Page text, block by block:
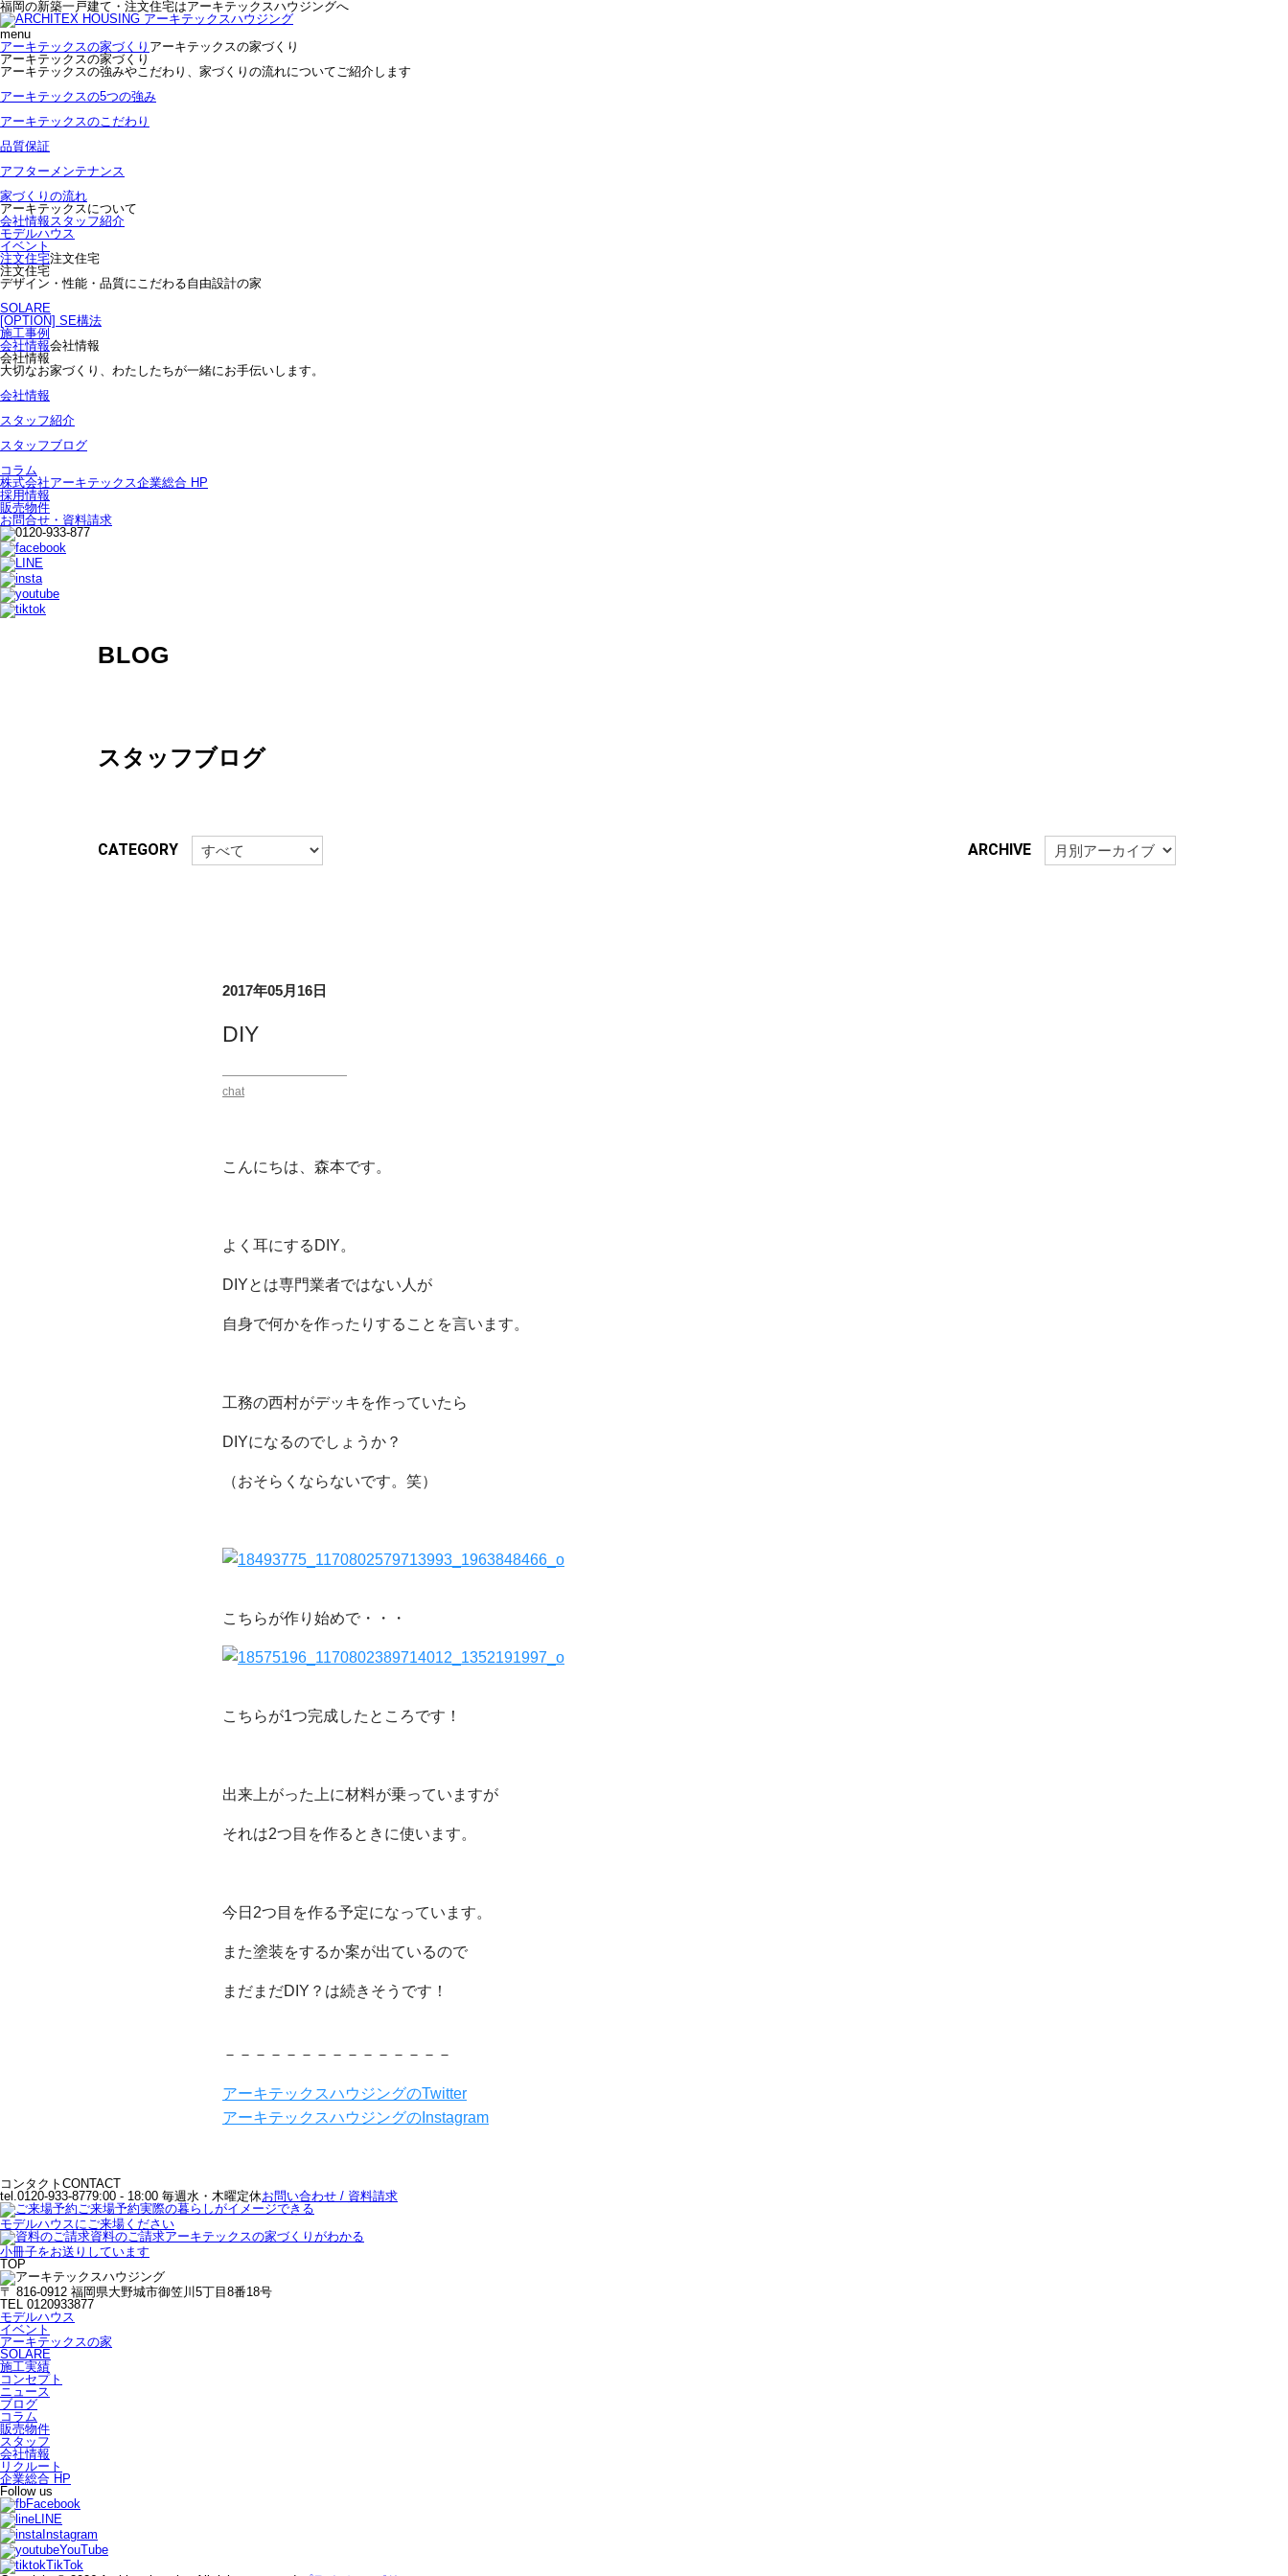
福岡の新築一戸建て・注文住宅はアーキテックスハウジングへ
menu
アーキテックスの家づくり アーキテックスの家づくり
アーキテックスの家づくり
アーキテックスの強みやこだわり、家づくりの流れについてご紹介します
アーキテックスの5つの強み
アーキテックスのこだわり
品質保証
アフターメンテナンス
家づくりの流れ
アーキテックスについて
会社情報スタッフ紹介
モデルハウス
イベント
注文住宅注文住宅
注文住宅
デザイン・性能・品質にこだわる自由設計の家
SOLARE
[OPTION] SE構法
施工事例
会社情報会社情報
会社情報
大切なお家づくり、わたしたちが一緒にお手伝いします。
会社情報
スタッフ紹介
スタッフブログ
コラム
株式会社アーキテックス企業総合 HP
採用情報
販売物件
お問合せ・資料請求
BLOG
スタッフブログ
CATEGORY ARCHIVE
2017年05月16日
DIY
chat
こんにちは、森本です。
よく耳にするDIY。
DIYとは専門業者ではない人が
自身で何かを作ったりすることを言います。
工務の西村がデッキを作っていたら
DIYになるのでしょうか？
（おそらくならないです。笑）
こちらが作り始めで・・・
こちらが1つ完成したところです！
出来上がった上に材料が乗っていますが
それは2つ目を作るときに使います。
今日2つ目を作る予定になっています。
また塗装をするか案が出ているので
まだまだDIY？は続きそうです！
－－－－－－－－－－－－－－－
アーキテックスハウジングのTwitter
アーキテックスハウジングのInstagram
コンタクト CONTACT
tel.0120-933-8779:00 - 18:00 毎週水・木曜定休お問い合わせ / 資料請求
ご来場予約実際の暮らしがイメージできる
モデルハウスにご来場ください
資料のご請求アーキテックスの家づくりがわかる
小冊子をお送りしています
TOP
〒 816-0912 福岡県大野城市御笠川5丁目8番18号
TEL 0120933877
モデルハウス
イベント
アーキテックスの家
SOLARE
施工実績
コンセプト
ニュース
ブログ
コラム
販売物件
スタッフ
会社情報
リクルート
企業総合 HP
Follow us
Facebook
LINE
Instagram
YouTube
TikTok